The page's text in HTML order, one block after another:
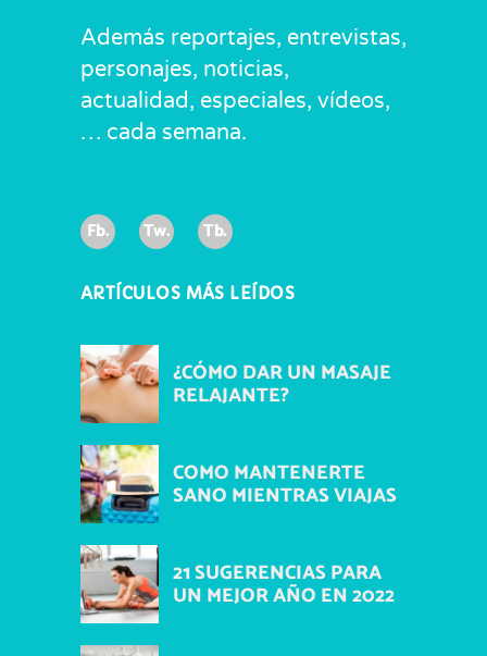
Además reportajes, entrevistas,
personajes, noticias,
actualidad, especiales, vídeos,
… cada semana.
Fb. Tw. Tb.
ARTÍCULOS MÁS LEÍDOS
¿CÓMO DAR UN MASAJE
RELAJANTE?
COMO MANTENERTE
SANO MIENTRAS VIAJAS
21 SUGERENCIAS PARA
UN MEJOR AÑO EN 2022